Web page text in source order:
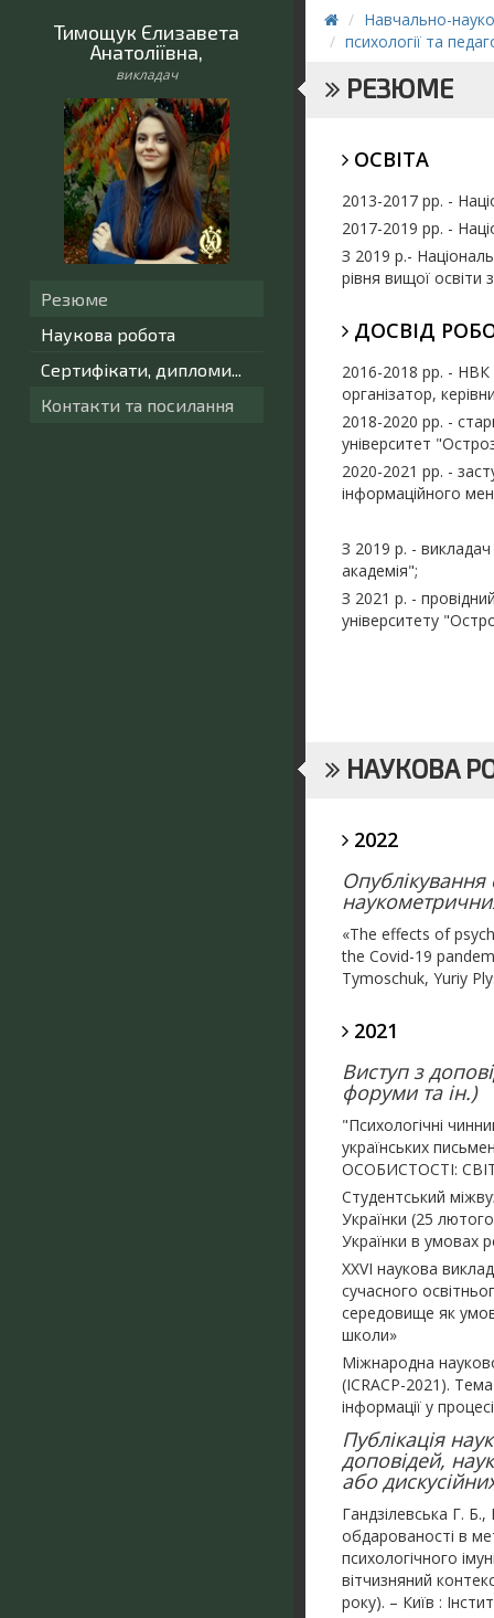
Тимощук Єлизавета
Анатоліївна,
викладач
Резюме
Наукова робота
Сертифікати, дипломи...
Контакти та посилання
Навчально-
психології та
РЕЗЮМЕ
ОСВІТА
2013-2017 рр. -
2017-2019 рр. -
З 2019 р.-
рівня вищої освіти
ДОСВІД
2016-2018 рр. - НВК
організатор,
2018-2020 рр. -
університет
2020-2021 рр. -
інформаційного
З 2019 р. -
академія";
З 2021 р. -
університету
НАУКОВА
2022
Опублікування
«The effects of
the Covid-19
Tymoschuk, Yuriy
2021
Виступ з
форуми та ін.)
"Психологічні
українських
ОСОБИСТОСТІ:
Студентський
Українки (25
Українки в умовах
XXVI наукова
сучасного
середовище як
школи»
Міжнародна
(ICRACP-2021).
інформації у
Публікація
доповідей,
або
Гандзілевська Г.
обдарованості в
психологічного
вітчизняний
року). – Київ :